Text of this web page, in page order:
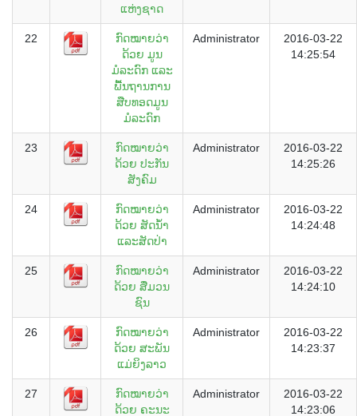
ແຫ່ງຊາດ
22
ກົດໝາຍວ່າ
ດ້ວຍ ມູນ
ມໍລະດົກ ແລະ
ພື້ນຖານການ
ສືບທອດມູນ
ມໍລະດົກ
Administrator
2016-03-22
14:25:54
23
ກົດໝາຍວ່າ
ດ້ວຍ ປະກັນ
ສັງຄົມ
Administrator
2016-03-22
14:25:26
24
ກົດໝາຍວ່າ
ດ້ວຍ ສັດນໍ້າ
ແລະສັດປ່າ
Administrator
2016-03-22
14:24:48
25
ກົດໝາຍວ່າ
ດ້ວຍ ສື່ມວນ
ຊົນ
Administrator
2016-03-22
14:24:10
26
ກົດໝາຍວ່າ
ດ້ວຍ ສະພັນ
ແມ່ຍິງລາວ
Administrator
2016-03-22
14:23:37
27
ກົດໝາຍວ່າ
ດ້ວຍ ຄະນະ
Administrator
2016-03-22
14:23:06